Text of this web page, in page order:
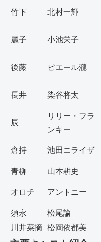
竹下 北村一輝
麗子 小池栄子
後藤 ピエール瀧
長井 染谷将太
辰
リリー・フラ
ンキー
倉持 池田エライザ
青柳 山本耕史
オロチ アントニー
須永 松尾諭
川井菜摘 松岡依都美